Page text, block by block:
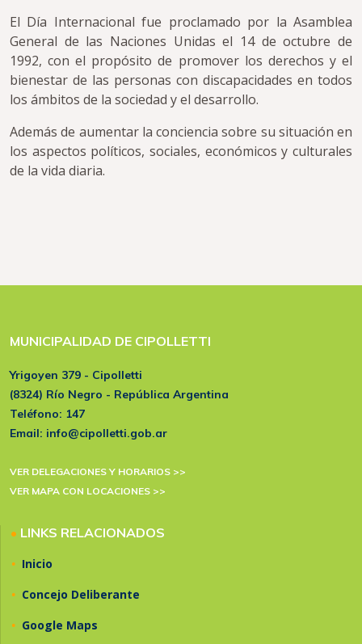
El Día Internacional fue proclamado por la Asamblea
General de las Naciones Unidas el 14 de octubre de
1992, con el propósito de promover los derechos y el
bienestar de las personas con discapacidades en todos
los ámbitos de la sociedad y el desarrollo.
Además de aumentar la conciencia sobre su situación en
los aspectos políticos, sociales, económicos y culturales
de la vida diaria.
MUNICIPALIDAD DE CIPOLLETTI
Yrigoyen 379 - Cipolletti
(8324) Río Negro - República Argentina
Teléfono: 147
Email: info@cipolletti.gob.ar
VER DELEGACIONES Y HORARIOS >>
VER MAPA CON LOCACIONES >>
• LINKS RELACIONADOS
• Inicio
• Concejo Deliberante
• Google Maps